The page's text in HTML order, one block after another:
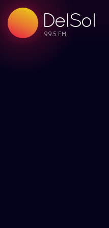
DelSol
99.5 FM
99.5 FM
99.5 FM